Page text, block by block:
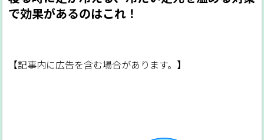
で効果があるのはこれ！
【記事内に広告を含む場合があります。】